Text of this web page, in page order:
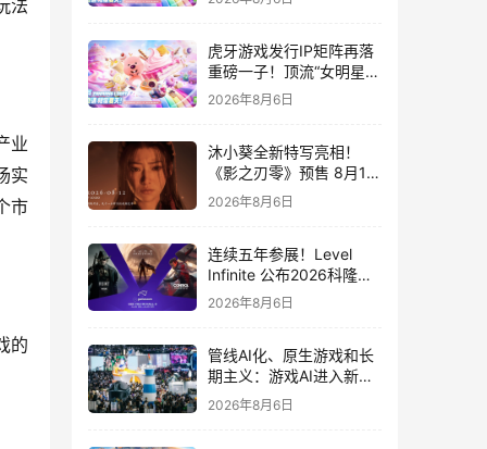
法
业
实
市
的
3D消除手游《消消奇遇》
虎牙游戏发行IP矩阵再落
重磅一子！顶流“女明星”
ZANMANG LOOPY 正版
2026年8月6日
沐小葵全新特写亮相！
《影之刃零》预售 8月12
日开启
2026年8月6日
连续五年参展！Level
Infinite 公布2026科隆游
戏展产品阵容
2026年8月6日
管线AI化、原生游戏和长
期主义：游戏AI进入新共
识时代
2026年8月6日